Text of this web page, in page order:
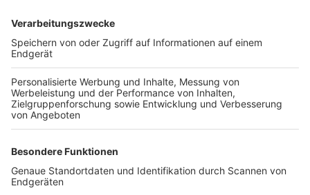
TOP-VEREINE
TOP-PARTNER